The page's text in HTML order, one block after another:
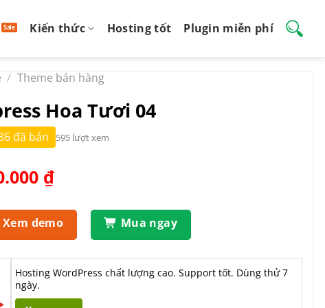
Kiến thức Hosting tốt Plugin miễn phí
/ Theme bán hàng
Hoa Tươi 04
đã bán 595 lượt xem
₫.
₫Giá
tại
là:
550.000 ₫.
Xem demo Mua ngay
Hosting WordPress chất lượng cao. Support tốt. Dùng thử 7
ngày.